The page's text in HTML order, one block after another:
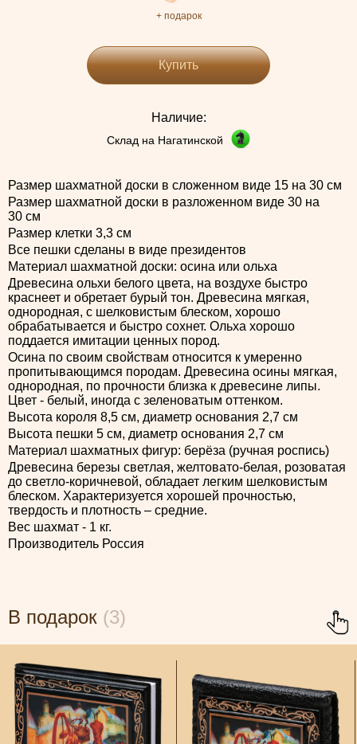
+ подарок
Купить
Наличие:
Склад на Нагатинской
Размер шахматной доски в сложенном виде 15 на 30 см
Размер шахматной доски в разложенном виде 30 на
30 см
Размер клетки 3,3 см
Все пешки сделаны в виде президентов
Материал шахматной доски: осина или ольха
Древесина ольхи белого цвета, на воздухе быстро
краснеет и обретает бурый тон. Древесина мягкая,
однородная, с шелковистым блеском, хорошо
обрабатывается и быстро сохнет. Ольха хорошо
поддается имитации ценных пород.
Осина по своим свойствам относится к умеренно
пропитывающимся породам. Древесина осины мягкая,
однородная, по прочности близка к древесине липы.
Цвет - белый, иногда с зеленоватым оттенком.
Высота короля 8,5 см, диаметр основания 2,7 см
Высота пешки 5 см, диаметр основания 2,7 см
Материал шахматных фигур: берёза (ручная роспись)
Древесина березы светлая, желтовато-белая, розоватая
до светло-коричневой, обладает легким шелковистым
блеском. Характеризуется хорошей прочностью,
твердость и плотность – средние.
Вес шахмат - 1 кг.
Производитель Россия
В подарок (3)